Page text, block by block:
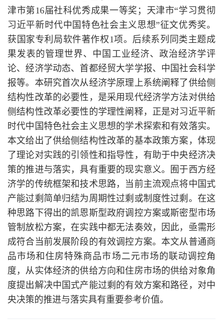
津市第16届社科优秀成果一等奖；天津市“学习贯彻
习近平新时代中国特色社会主义思想”征文优秀奖。
获国家专利局软件著作权1项。后续系列同类主题成
果发表的管理世界、中国工业经济、政治经济学评
论、经济学动态、首都经贸大学学报、中国社会科学
报等。本研究首次从经济学原理上系统阐释了供给侧
结构性改革的必要性，是采用现代经济学方法对供给
侧结构性改革必要性的学理性阐释，正是对习近平新
时代中国特色社会主义思想的学术探索和有效落实。
本文给出了供给侧结构性改革的基本政策方案，体现
了理论对实践的引领性和指导性，有助于中央经济决
策的推进与落实，具有重要的现实意义。囿于西方经
济学的传统框架和技术思路，当前主流观点将中国式
产能过剩简单归结为周期性过剩或制度性过剩。在这
种思路下得出的凯恩斯型政府调控方案或斯密型市场
管制放松方案，在实践中都无法奏效，因此，亟需形
成符合当前发展阶段的有效调控方案。本文从普通商
品市场和住房特殊商品市场二元市场的联动调控角
度，从实体经济的供给方向和住房市场的供给对象角
度提出解决中国式产能过剩的有效方案和路径，对中
央决策的推进与落实具有重要参考价值。